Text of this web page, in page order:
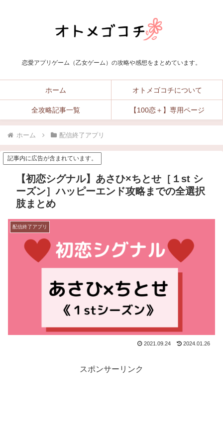
恋愛アプリゲーム（乙女ゲーム）の攻略や感想をまとめています。
ホーム オトメゴコチについて
全攻略記事一覧 【100恋＋】専用ページ
ホーム 配信終了アプリ
記事内に広告が含まれています。
【初恋シグナル】あさひ×ちとせ［１st シ
ーズン］ハッピーエンド攻略までの全選択
肢まとめ
配信終了アプリ
2021.09.24 2024.01.26
スポンサーリンク